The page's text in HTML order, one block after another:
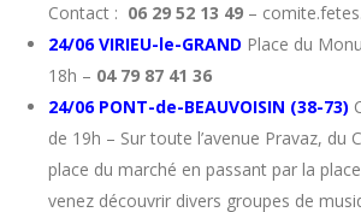
Contact : 06 29 52 13 49 –
24/06 VIRIEU-le-GRAND Place du
18h – 04 79 87 41 36
24/06 PONT-de-BEAUVOISIN (38-73)
de 19h – Sur toute l’avenue Pravaz, du
place du marché en passant par la
venez découvrir divers groupes de